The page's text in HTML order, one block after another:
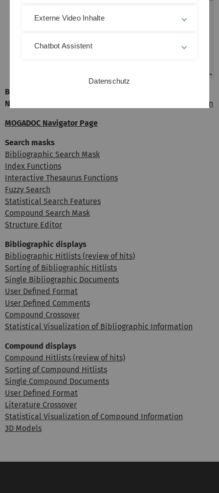
Back:
Next:
Statistical Visualization of Bibliographic Information
MOGADOC Navigator Page
Search masks
Bibliographic Search Mask
Index Functions
Interactive Thesaurus Functions
Fuzzy Search
Statistical Search Features
Compound Search Mask
Structure Editor
Bibliographic displays
Bibliographic Hitlists (review of hits)
Sorting of Bibliographic Hitlists
Single Bibliographic Documents
User Defined Format
User Defined Comments
Compound Crossover
Statistical Visualization of Bibliographic Information
Compound displays
Compound Hitlists (review of hits)
Sorting of Compound Hitlists
Single Compound Documents
User Defined Format
Literature Crossover
Statistical Visualization of Compound Information
3D Models
Externe Video Inhalte
Chatbot Assistent
Datenschutz